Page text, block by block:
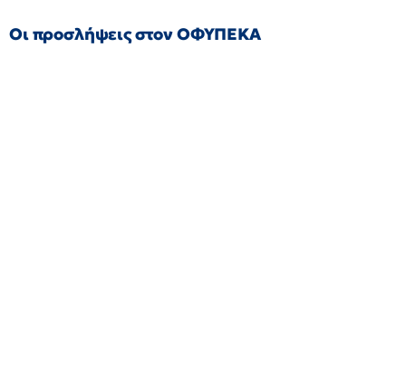
Οι προσλήψεις στον ΟΦΥΠΕΚΑ